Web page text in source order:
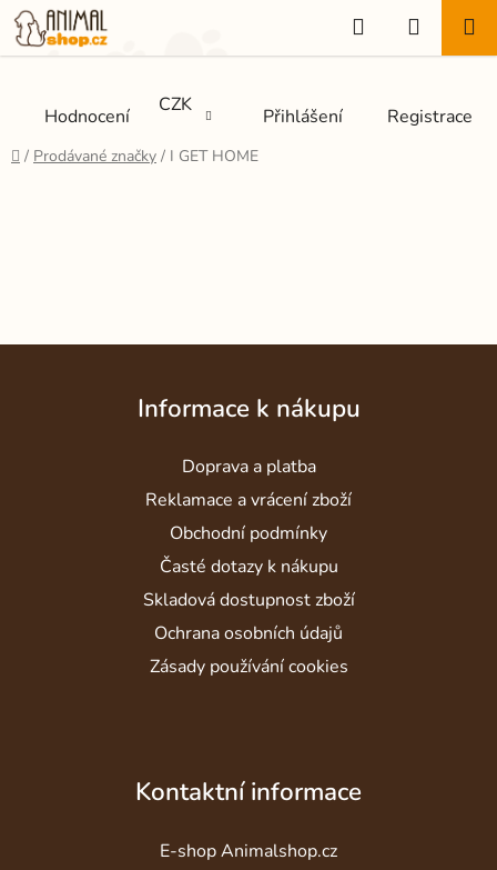
Přejít
na
obsah
Hodnocení CZK Přihlášení Registrace
Hledat
KOŠÍK
Domů
/ Prodávané značky / I GET HOME
Informace k nákupu
Doprava a platba
Reklamace a vrácení zboží
Obchodní podmínky
Časté dotazy k nákupu
Skladová dostupnost zboží
Ochrana osobních údajů
Zásady používání cookies
Kontaktní informace
E-shop Animalshop.cz